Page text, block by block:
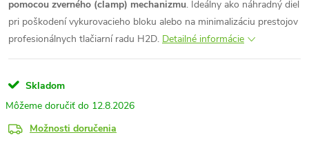
pomocou zverného (clamp) mechanizmu. Ideálny ako náhradný diel
pri poškodení vykurovacieho bloku alebo na minimalizáciu prestojov
profesionálnych tlačiarní radu H2D. Detailné informácie
Skladom
12.8.2026
Možnosti doručenia